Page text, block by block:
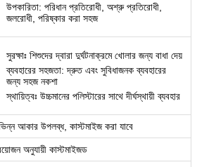
উপকারিতা: পরিধান প্রতিরোধী, অশ্রু প্রতিরোধী,
জলরোধী, পরিষ্কার করা সহজ
সুরক্ষাঃ শিশুদের দ্বারা দুর্ঘটনাক্রমে খোলার জন্য বাধা দেয়
ব্যবহারের সহজতা: দ্রুত এবং সুবিধাজনক ব্যবহারের
জন্য সহজ নকশা
স্থায়িত্বঃ উচ্চমানের পলিস্টারের সাথে দীর্ঘস্থায়ী ব্যবহার
আকার উপলব্ধ, কাস্টমাইজ করা যাবে
অনুযায়ী কাস্টমাইজড